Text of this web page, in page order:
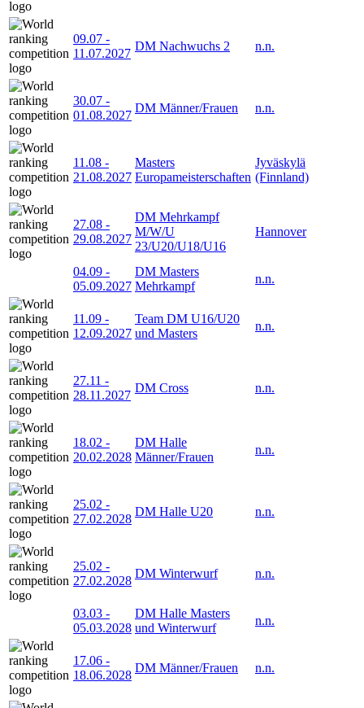
09.07 -
11.07.2027
DM Nachwuchs 2 n.n.
30.07 -
01.08.2027
DM Männer/Frauen n.n.
11.08 -
21.08.2027
Masters
Europameisterschaften
Jyväskylä
(Finnland)
27.08 -
29.08.2027
DM Mehrkampf
M/W/U
23/U20/U18/U16
Hannover
04.09 -
05.09.2027
DM Masters
Mehrkampf
n.n.
11.09 -
12.09.2027
Team DM U16/U20
und Masters
n.n.
27.11 -
28.11.2027
DM Cross n.n.
18.02 -
20.02.2028
DM Halle
Männer/Frauen
n.n.
25.02 -
27.02.2028
DM Halle U20 n.n.
25.02 -
27.02.2028
DM Winterwurf n.n.
03.03 -
05.03.2028
DM Halle Masters
und Winterwurf
n.n.
17.06 -
18.06.2028
DM Männer/Frauen n.n.